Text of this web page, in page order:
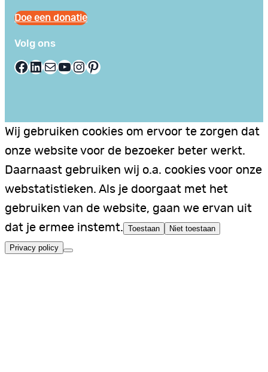
Doe een donatie
Volg ons
Facebook LinkedIn E-mail YouTube InstagramPinterest
Wij gebruiken cookies om ervoor te zorgen dat
onze website voor de bezoeker beter werkt.
Daarnaast gebruiken wij o.a. cookies voor onze
webstatistieken. Als je doorgaat met het
gebruiken van de website, gaan we ervan uit
dat je ermee instemt. Toestaan Niet toestaan
Privacy policy